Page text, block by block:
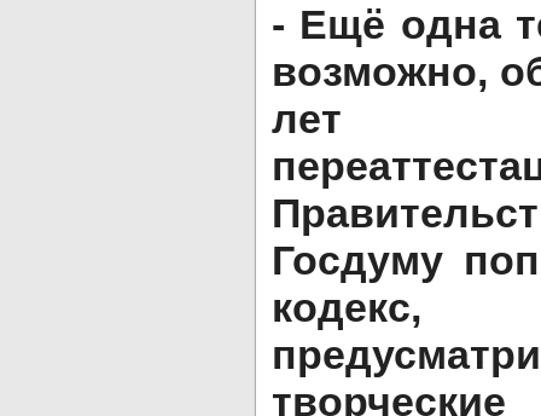
- Ещё одна
возможно,
лет
Госдуму